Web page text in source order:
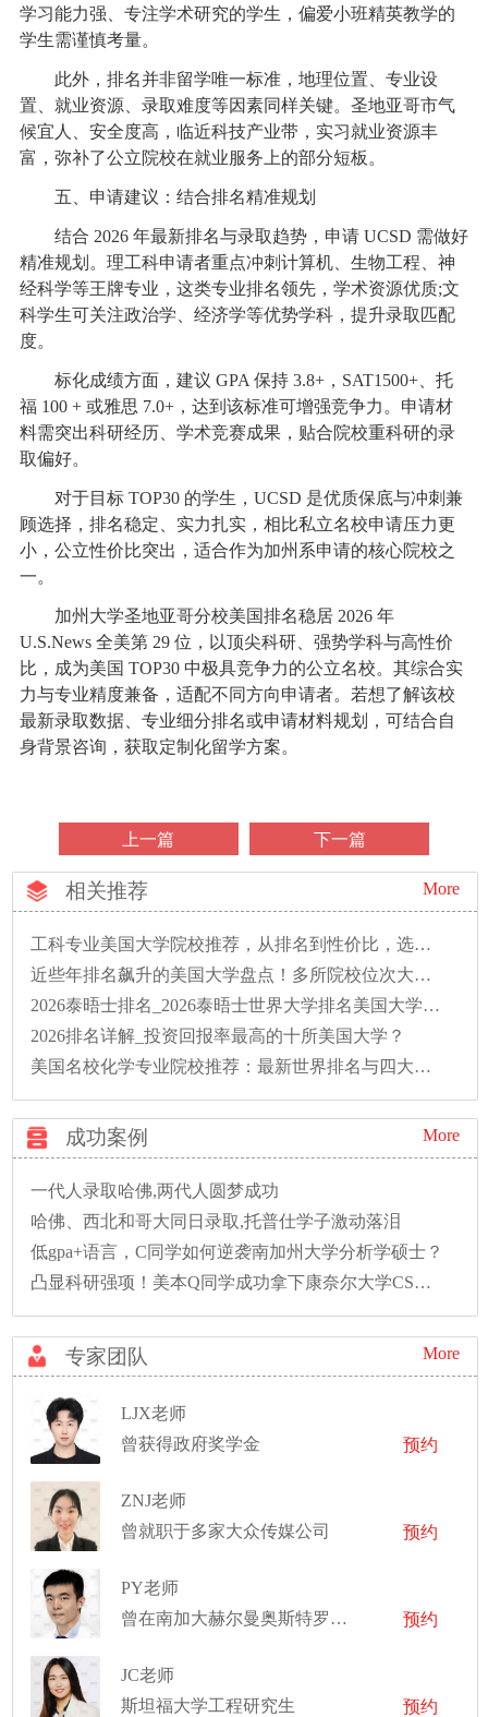
学习能力强、专注学术研究的学生，偏爱小班精英教学的
学生需谨慎考量。
此外，排名并非留学唯一标准，地理位置、专业设
置、就业资源、录取难度等因素同样关键。圣地亚哥市气
候宜人、安全度高，临近科技产业带，实习就业资源丰
富，弥补了公立院校在就业服务上的部分短板。
五、申请建议：结合排名精准规划
结合 2026 年最新排名与录取趋势，申请 UCSD 需做好
精准规划。理工科申请者重点冲刺计算机、生物工程、神
经科学等王牌专业，这类专业排名领先，学术资源优质;文
科学生可关注政治学、经济学等优势学科，提升录取匹配
度。
标化成绩方面，建议 GPA 保持 3.8+，SAT1500+、托
福 100 + 或雅思 7.0+，达到该标准可增强竞争力。申请材
料需突出科研经历、学术竞赛成果，贴合院校重科研的录
取偏好。
对于目标 TOP30 的学生，UCSD 是优质保底与冲刺兼
顾选择，排名稳定、实力扎实，相比私立名校申请压力更
小，公立性价比突出，适合作为加州系申请的核心院校之
一。
加州大学圣地亚哥分校美国排名稳居 2026 年
U.S.News 全美第 29 位，以顶尖科研、强势学科与高性价
比，成为美国 TOP30 中极具竞争力的公立名校。其综合实
力与专业精度兼备，适配不同方向申请者。若想了解该校
最新录取数据、专业细分排名或申请材料规划，可结合自
身背景咨询，获取定制化留学方案。
上一篇 下一篇
相关推荐 More
工科专业美国大学院校推荐，从排名到性价比，选校看这篇
近些年排名飙升的美国大学盘点！多所院校位次大幅上涨
2026泰晤士排名_2026泰晤士世界大学排名美国大学表现如何？
2026排名详解_投资回报率最高的十所美国大学？
美国名校化学专业院校推荐：最新世界排名与四大顶尖学府深度解析
成功案例 More
一代人录取哈佛,两代人圆梦成功
哈佛、西北和哥大同日录取,托普仕学子激动落泪
低gpa+语言，C同学如何逆袭南加州大学分析学硕士？
凸显科研强项！美本Q同学成功拿下康奈尔大学CS硕士录取！
专家团队 More
LJX老师
曾获得政府奖学金
预约
ZNJ老师
曾就职于多家大众传媒公司
预约
PY老师
曾在南加大赫尔曼奥斯特罗牙科学院担任教授助理
预约
JC老师
斯坦福大学工程研究生
预约